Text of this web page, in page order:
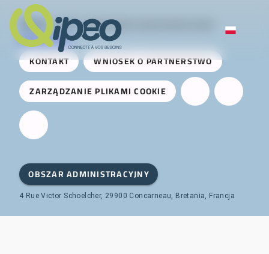
Qipeo © 2025 -Rozwiązanie opracowane przez
AireServices
KONTAKT
WNIOSEK O PARTNERSTWO
ZARZĄDZANIE PLIKAMI COOKIE
OBSZAR ADMINISTRACYJNY
4 Rue Victor Schoelcher, 29900 Concarneau, Bretania, Francja